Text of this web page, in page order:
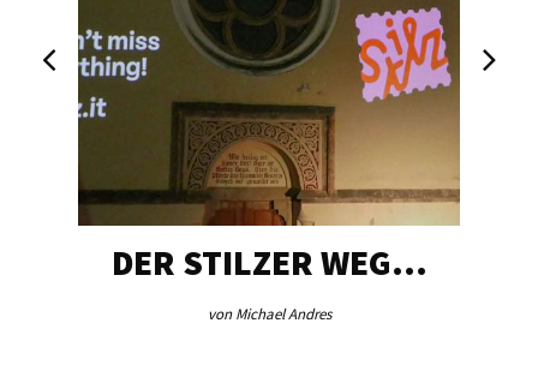
DER STILZER WEG…
von Michael Andres